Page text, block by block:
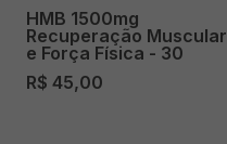
HMB 1500mg
Recuperação Muscular
e Força Física - 30
doses
R$ 45,00